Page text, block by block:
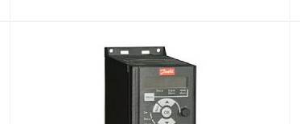
Запросить цену
Сравнение